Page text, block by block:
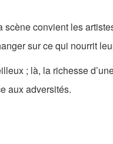
convient les
sur ce qui nourrit
; là, la richesse
aux adversités.